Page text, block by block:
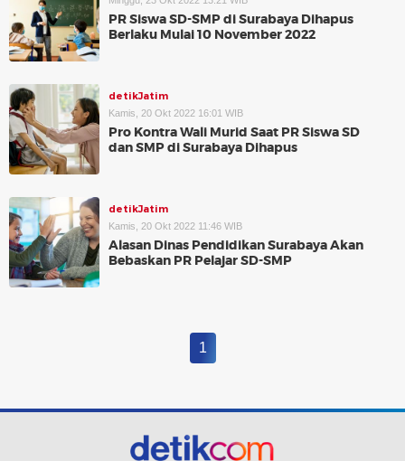
PR Siswa SD-SMP di Surabaya Dihapus
Berlaku Mulai 10 November 2022
detikJatim
Kamis, 20 Okt 2022 16:01 WIB
Pro Kontra Wali Murid Saat PR Siswa SD
dan SMP di Surabaya Dihapus
detikJatim
Kamis, 20 Okt 2022 11:46 WIB
Alasan Dinas Pendidikan Surabaya Akan
Bebaskan PR Pelajar SD-SMP
1